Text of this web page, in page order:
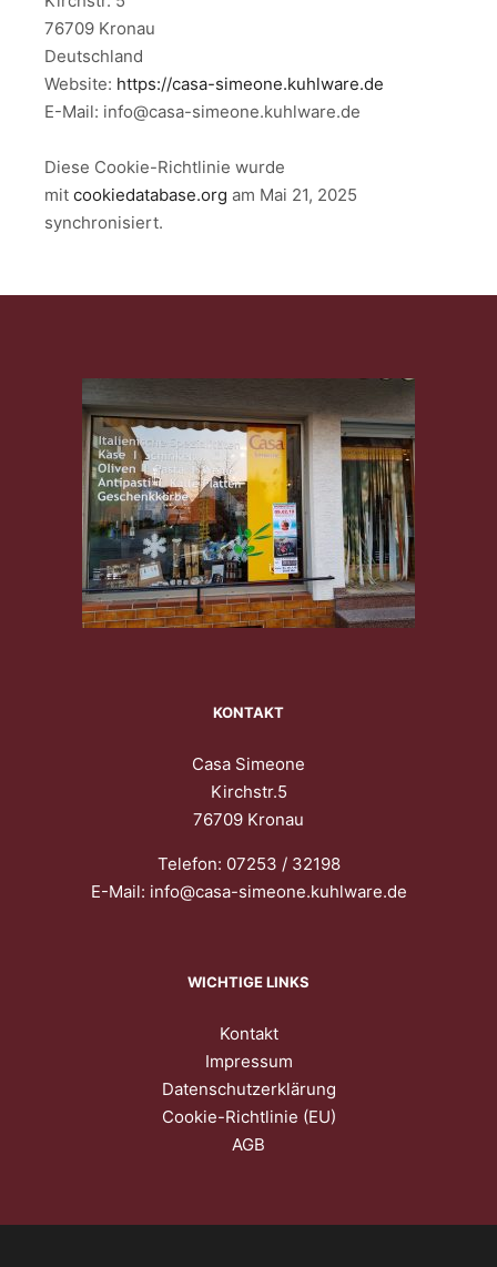
76709 Kronau
Deutschland
Website: https://casa-simeone.kuhlware.de
E-Mail: info@casa-simeone.kuhlware.de
Diese Cookie-Richtlinie wurde
mit cookiedatabase.org am Mai 21, 2025
synchronisiert.
KONTAKT
Casa Simeone
Kirchstr.5
76709 Kronau
Telefon: 07253 / 32198
E-Mail: info@casa-simeone.kuhlware.de
WICHTIGE LINKS
Kontakt
Impressum
Datenschutzerklärung
Cookie-Richtlinie (EU)
AGB